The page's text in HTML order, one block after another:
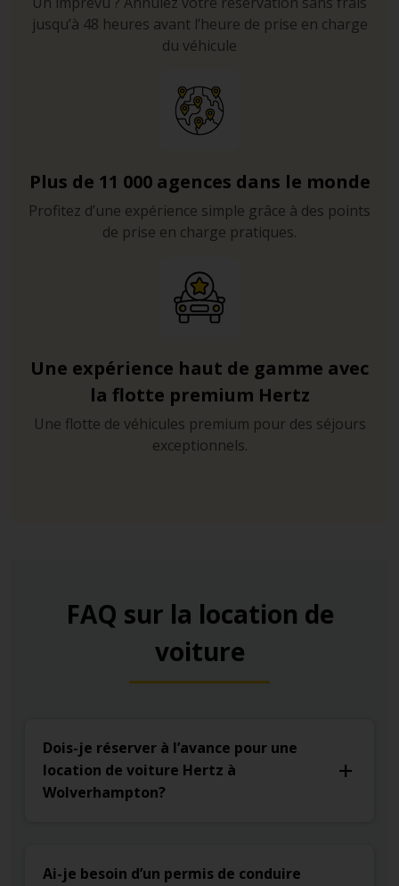
jusqu’à 48 heures avant l’heure de prise en charge
du véhicule
Plus de 11 000 agences dans le monde
Profitez d’une expérience simple grâce à des points
de prise en charge pratiques.
Une expérience haut de gamme avec
la flotte premium Hertz
Une flotte de véhicules premium pour des séjours
exceptionnels.
FAQ sur la location de
voiture
Dois-je réserver à l’avance pour une
location de voiture Hertz à
Wolverhampton?
Ai-je besoin d’un permis de conduire